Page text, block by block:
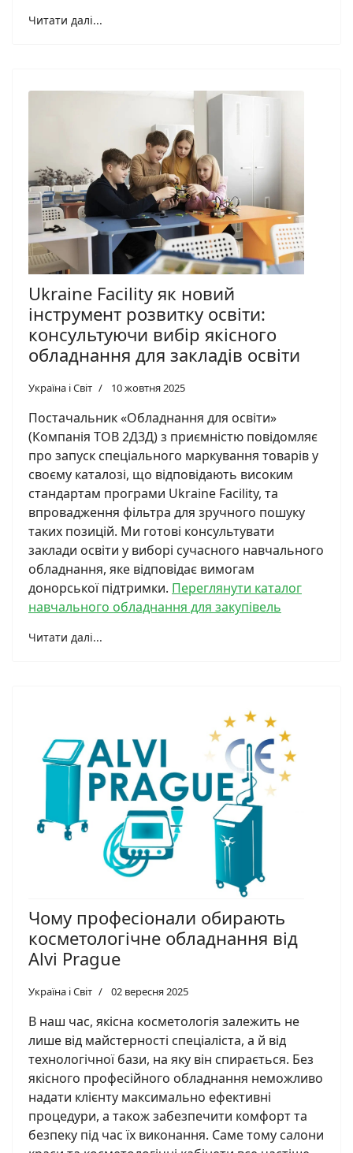
Читати далі...
Ukraine Facility як новий
інструмент розвитку освіти:
консультуючи вибір якісного
обладнання для закладів освіти
Україна і Світ 10 жовтня 2025
Постачальник «Обладнання для освіти»
(Компанія ТОВ 2Д3Д) з приємністю повідомляє
про запуск спеціального маркування товарів у
своєму каталозі, що відповідають високим
стандартам програми Ukraine Facility, та
впровадження фільтра для зручного пошуку
таких позицій. Ми готові консультувати
заклади освіти у виборі сучасного навчального
обладнання, яке відповідає вимогам
донорської підтримки. Переглянути каталог
навчального обладнання для закупівель
Читати далі...
Чому професіонали обирають
косметологічне обладнання від
Alvi Prague
Україна і Світ 02 вересня 2025
В наш час, якісна косметологія залежить не
лише від майстерності спеціаліста, а й від
технологічної бази, на яку він спирається. Без
якісного професійного обладнання неможливо
надати клієнту максимально ефективні
процедури, а також забезпечити комфорт та
безпеку під час їх виконання. Саме тому салони